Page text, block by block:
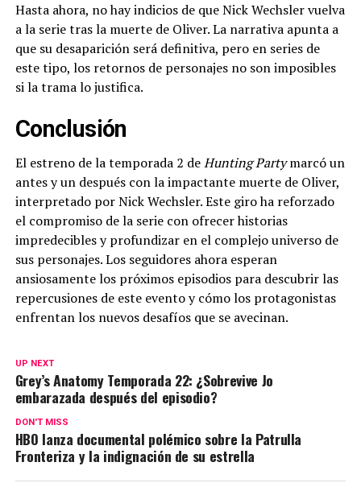
Hasta ahora, no hay indicios de que Nick Wechsler vuelva
a la serie tras la muerte de Oliver. La narrativa apunta a
que su desaparición será definitiva, pero en series de
este tipo, los retornos de personajes no son imposibles
si la trama lo justifica.
Conclusión
El estreno de la temporada 2 deHunting Partymarcó un
antes y un después con la impactante muerte de Oliver,
interpretado por Nick Wechsler. Este giro ha reforzado
el compromiso de la serie con ofrecer historias
impredecibles y profundizar en el complejo universo de
sus personajes. Los seguidores ahora esperan
ansiosamente los próximos episodios para descubrir las
repercusiones de este evento y cómo los protagonistas
enfrentan los nuevos desafíos que se avecinan.
UP NEXT
Grey’s Anatomy Temporada 22: ¿Sobrevive Jo
embarazada después del episodio?
DON'T MISS
HBO lanza documental polémico sobre la Patrulla
Fronteriza y la indignación de su estrella